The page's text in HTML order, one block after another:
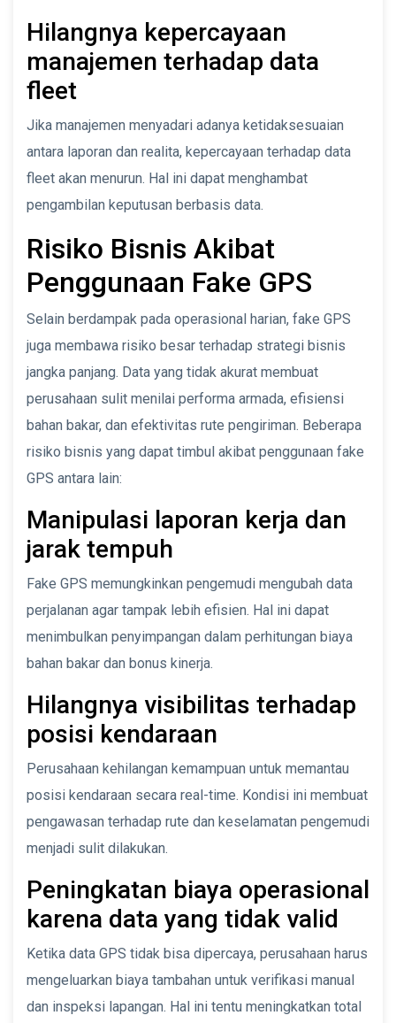
Hilangnya kepercayaan
manajemen terhadap data
fleet
Jika manajemen menyadari adanya ketidaksesuaian
antara laporan dan realita, kepercayaan terhadap data
fleet akan menurun. Hal ini dapat menghambat
pengambilan keputusan berbasis data.
Risiko Bisnis Akibat
Penggunaan Fake GPS
Selain berdampak pada operasional harian, fake GPS
juga membawa risiko besar terhadap strategi bisnis
jangka panjang. Data yang tidak akurat membuat
perusahaan sulit menilai performa armada, efisiensi
bahan bakar, dan efektivitas rute pengiriman. Beberapa
risiko bisnis yang dapat timbul akibat penggunaan fake
GPS antara lain:
Manipulasi laporan kerja dan
jarak tempuh
Fake GPS memungkinkan pengemudi mengubah data
perjalanan agar tampak lebih efisien. Hal ini dapat
menimbulkan penyimpangan dalam perhitungan biaya
bahan bakar dan bonus kinerja.
Hilangnya visibilitas terhadap
posisi kendaraan
Perusahaan kehilangan kemampuan untuk memantau
posisi kendaraan secara real-time. Kondisi ini membuat
pengawasan terhadap rute dan keselamatan pengemudi
menjadi sulit dilakukan.
Peningkatan biaya operasional
karena data yang tidak valid
Ketika data GPS tidak bisa dipercaya, perusahaan harus
mengeluarkan biaya tambahan untuk verifikasi manual
dan inspeksi lapangan. Hal ini tentu meningkatkan total